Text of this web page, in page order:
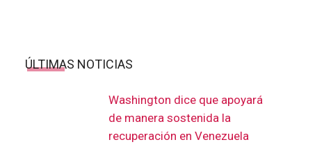
ÚLTIMAS NOTICIAS
Washington dice que apoyará
de manera sostenida la
recuperación en Venezuela